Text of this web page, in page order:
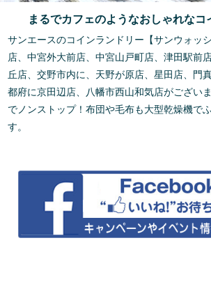
まるでカフェのようなおしゃれなコ
サンエースのコインランドリー【サンウォッ
店、中宮外大前店、中宮山戸町店、津田駅前
丘店、交野市内に、天野が原店、星田店、門
都府に京田辺店、八幡市西山和気店がござい
でノンストップ！布団や毛布も大型乾燥機で
す。